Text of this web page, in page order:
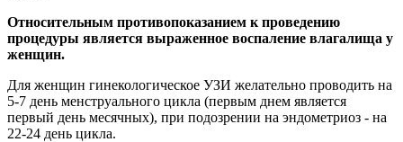
Относительным противопоказанием к проведению
процедуры является выраженное воспаление влагалища у
женщин.
Для женщин гинекологическое УЗИ желательно проводить на
5-7 день менструального цикла (первым днем является
первый день месячных), при подозрении на эндометриоз - на
22-24 день цикла.